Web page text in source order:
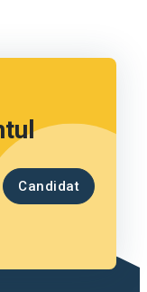
Candidat